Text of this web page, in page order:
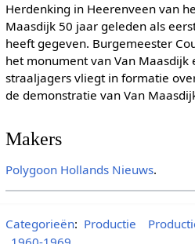
Herdenking in Heerenveen van
Maasdijk 50 jaar geleden als
heeft gegeven. Burgemeester
het monument van Van Maasdijk
straaljagers vliegt in formatie
de demonstratie van Van
Makers
Polygoon Hollands Nieuws.
Categorieën: Productie